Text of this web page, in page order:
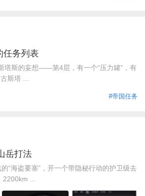
任务列表
塔斯的妄想——第4层，有一个“压力罐”，有
斯塔 ...
#帝国任务
岳打法
“海盗要塞”，开一个带隐秘行动的护卫级去
...